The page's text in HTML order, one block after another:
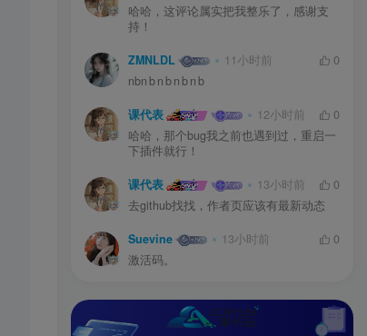
哈哈，这评论属实把我整乐了，感谢支
持！
ZMNLDL 11小时前
0
nbn b n b n b n b
课代表 12小时前
0
哈哈，那个bug我之前也遇到过，重启一
下插件就行！
课代表 13小时前
0
去github找找，作者页应该有最新动态
Suevine 13小时前
0
激活码。